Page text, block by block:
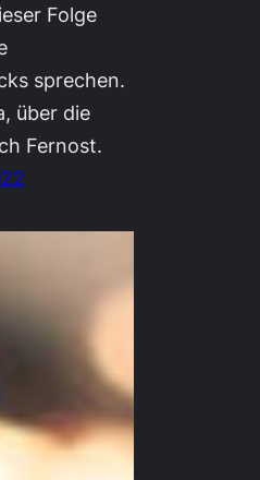
Folge
sprechen.
über die
Fernost.